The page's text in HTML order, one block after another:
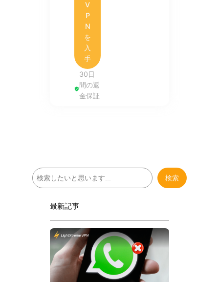
V
P
N
を
入
手
30日
間の返
金保証
検
索
検索
最新記事